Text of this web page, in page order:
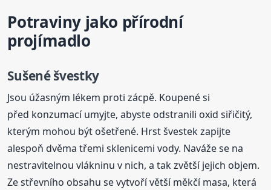
Potraviny jako přírodní
projímadlo
Sušené švestky
Jsou úžasným lékem proti zácpě. Koupené si
před konzumací umyjte, abyste odstranili oxid siřičitý,
kterým mohou být ošetřené. Hrst švestek zapijte
alespoň dvěma třemi sklenicemi vody. Naváže se na
nestravitelnou vlákninu v nich, a tak zvětší jejich objem.
Ze střevního obsahu se vytvoří větší měkčí masa, která